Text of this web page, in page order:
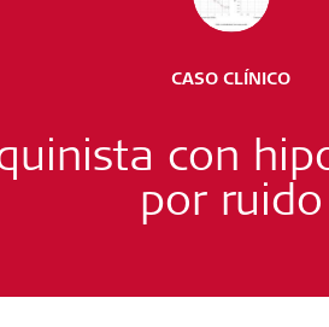
Suscríbete ahora
Spanish – Spain
Síganos
CASO CLÍNICO
con
por ruido